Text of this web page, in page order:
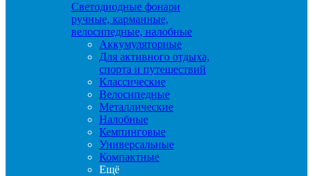
Светодиодные фонари
ручные, карманные,
велосипедные, налобные
Аккумуляторные
Для активного отдыха,
спорта и путешествий
Классические
Велосипедные
Металлические
Налобные
Кемпинговые
Универсальные
Компактные
Ещё